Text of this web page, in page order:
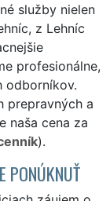
služby nielen
z Lehníc
profesionálne,
odborníkov.
prepravných a
naša cena za
).
PONÚKNUŤ